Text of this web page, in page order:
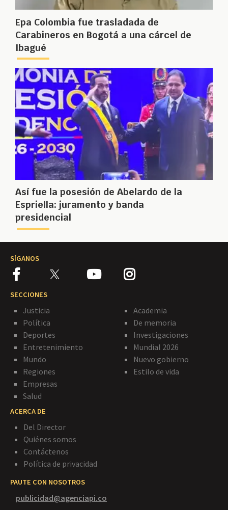
Epa Colombia fue trasladada de
Carabineros en Bogotá a una cárcel de
Ibagué
Así fue la posesión de Abelardo de la
Espriella: juramento y banda
presidencial
SÍGANOS
SECCIONES
Justicia
Política
Deportes
Entretenimiento
Mundo
Regiones
Empresas
Salud
Academia
De memoria
Investigaciones
Mundial 2026
Nuevo gobierno
Estilo de vida
ACERCA DE
Del Director
Quiénes somos
Contáctenos
Política de privacidad
PAUTE CON NOSOTROS
publicidad@agenciapi.co